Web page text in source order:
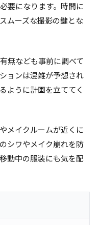
要になります。時間に
ムーズな撮影の鍵とな
無なども事前に調べて
ョンは混雑が予想され
ように計画を立ててく
メイクルームが近くに
シワやメイク崩れを防
動中の服装にも気を配